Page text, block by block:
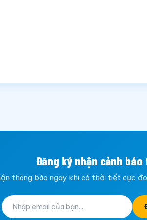
Đăng ký nhận cảnh
thông báo ngay khi có thời tiết cực